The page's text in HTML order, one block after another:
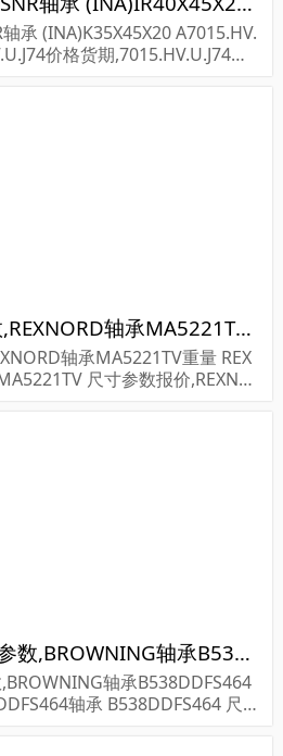
承 (INA)K35X45X20 A7015.HV.
价格货期,7015.HV.U.J74轴
MA5221TV轴承参数,REXNORD轴承MA5221TV重量
轴承MA5221TV重量 REX
尺寸参数报价,REXNO
B538DDFS464轴承参数,BROWNING轴承B538DDFS464重量
轴承B538DDFS464
轴承 B538DDFS464 尺寸